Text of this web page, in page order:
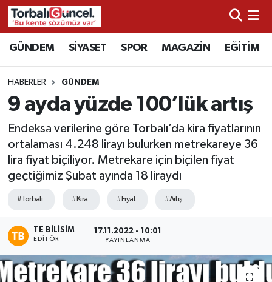
GÜNDEM SİYASET SPOR MAGAZİN EĞİTİM
HABERLER GÜNDEM
9 ayda yüzde 100’lük artış
Endeksa verilerine göre Torbalı’da kira fiyatlarının
ortalaması 4.248 lirayı bulurken metrekareye 36
lira fiyat biçiliyor. Metrekare için biçilen fiyat
geçtiğimiz Şubat ayında 18 liraydı
#Torbalı #Kira #Fiyat #Artış
TE BILISIM
EDITÖR
17.11.2022 - 10:01
YAYINLANMA
İzmir Nöbetçi Eczaneler
İzmir Hava Durumu
İzmir Namaz Vakitleri
İzmir Trafik Yoğunluk Haritası
Süper Lig Puan Durumu ve Fikstür
Tüm Manşetler
Son Dakika Haberleri
Haber Arşivi